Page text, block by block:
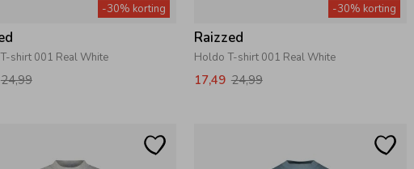
-30% korting
shirt 001 Real White
24,99
-30% korting
Raizzed
Holdo T-shirt 001 Real White
17,49 24,99